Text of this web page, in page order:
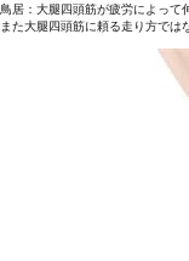
鳥居：大腿四頭筋が疲労によって
また大腿四頭筋に頼る走り方では